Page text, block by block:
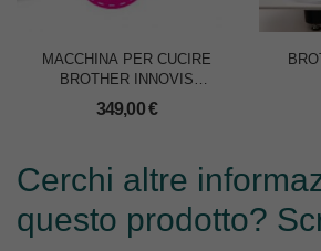
MACCHINA PER CUCIRE
BROTHER INNOVIS
NV10AM1
349,00€
Cerchi altre
questo prodotto?